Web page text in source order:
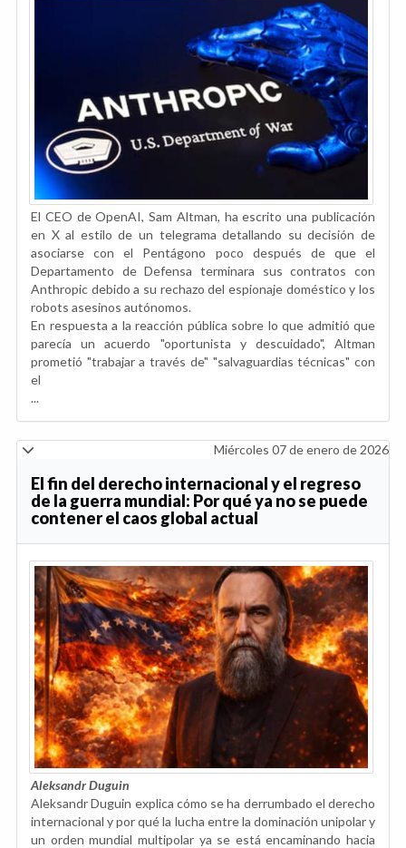
El CEO de OpenAI, Sam Altman, ha escrito una publicación
en X al estilo de un telegrama detallando su decisión de
asociarse con el Pentágono poco después de que el
Departamento de Defensa terminara sus contratos con
Anthropic debido a su rechazo del espionaje doméstico y los
robots asesinos autónomos.
En respuesta a la reacción pública sobre lo que admitió que
parecía un acuerdo "oportunista y descuidado", Altman
prometió "trabajar a través de" "salvaguardias técnicas" con
el
...
Miércoles 07 de enero de 2026
El fin del derecho internacional y el regreso
de la guerra mundial: Por qué ya no se puede
contener el caos global actual
Aleksandr Duguin
Aleksandr Duguin explica cómo se ha derrumbado el derecho
internacional y por qué la lucha entre la dominación unipolar y
un orden mundial multipolar ya se está encaminando hacia